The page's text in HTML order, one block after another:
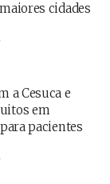
cidades
a Cesuca e
em
pacientes